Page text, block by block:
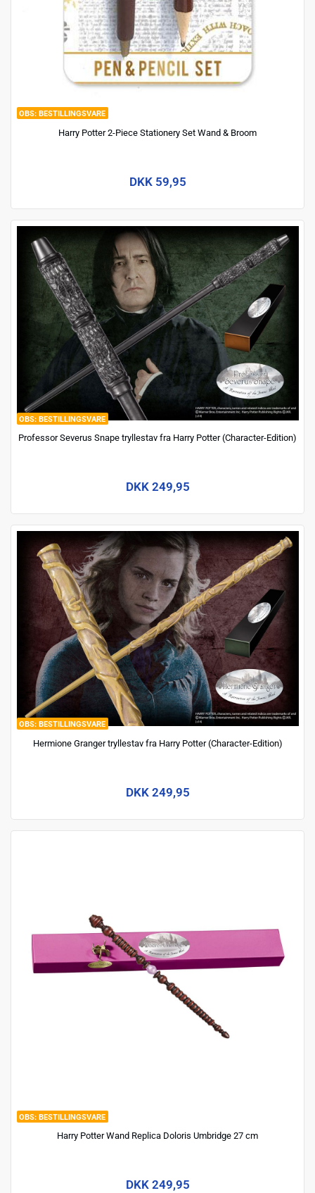
BESTILLINGSVARE
Harry Potter 2-Piece Stationery Set Wand & Broom
DKK 59,95
BESTILLINGSVARE
Professor Severus Snape tryllestav fra Harry Potter (Character-Edition)
DKK 249,95
BESTILLINGSVARE
Hermione Granger tryllestav fra Harry Potter (Character-Edition)
DKK 249,95
BESTILLINGSVARE
Harry Potter Wand Replica Doloris Umbridge 27 cm
DKK 249,95